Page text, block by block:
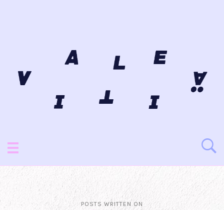
POSTS WRITTEN ON